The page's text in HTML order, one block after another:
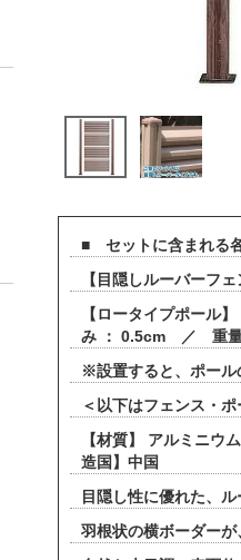
■ セットに含まれる
【目隠しルーバー
【ロータイプポー
み ： 0.5cm ／ 重
※設置すると、ポー
＜以下はフェンス・
【材質】 アルミニ
造国】中国
目隠し性に優れた、
羽根状の横ボーダーが